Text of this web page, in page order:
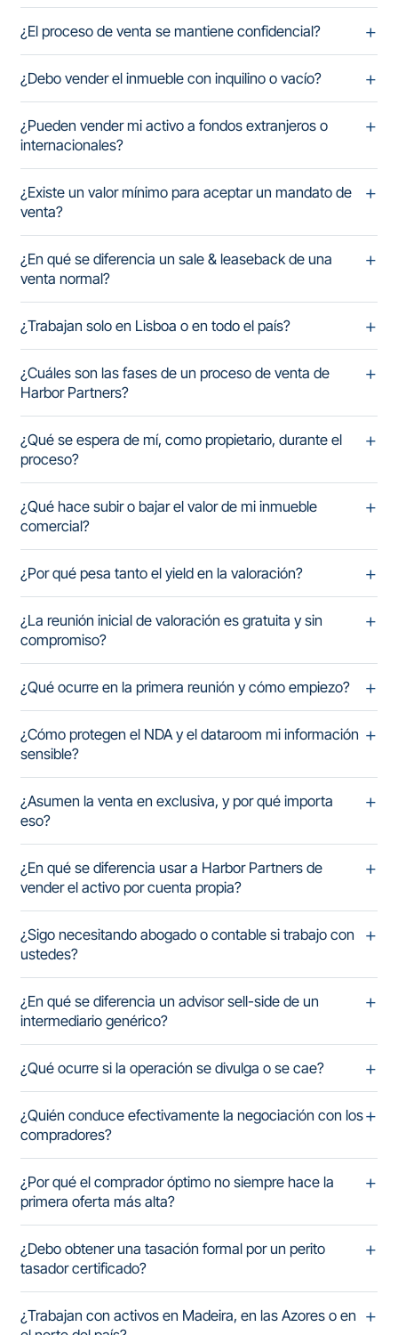
¿El proceso de venta se mantiene confidencial?
¿Debo vender el inmueble con inquilino o vacío?
¿Pueden vender mi activo a fondos extranjeros o
internacionales?
¿Existe un valor mínimo para aceptar un mandato de
venta?
¿En qué se diferencia un sale & leaseback de una
venta normal?
¿Trabajan solo en Lisboa o en todo el país?
¿Cuáles son las fases de un proceso de venta de
Harbor Partners?
¿Qué se espera de mí, como propietario, durante el
proceso?
¿Qué hace subir o bajar el valor de mi inmueble
comercial?
¿Por qué pesa tanto el yield en la valoración?
¿La reunión inicial de valoración es gratuita y sin
compromiso?
¿Qué ocurre en la primera reunión y cómo empiezo?
¿Cómo protegen el NDA y el dataroom mi información
sensible?
¿Asumen la venta en exclusiva, y por qué importa
eso?
¿En qué se diferencia usar a Harbor Partners de
vender el activo por cuenta propia?
¿Sigo necesitando abogado o contable si trabajo con
ustedes?
¿En qué se diferencia un advisor sell-side de un
intermediario genérico?
¿Qué ocurre si la operación se divulga o se cae?
¿Quién conduce efectivamente la negociación con los
compradores?
¿Por qué el comprador óptimo no siempre hace la
primera oferta más alta?
¿Debo obtener una tasación formal por un perito
tasador certificado?
¿Trabajan con activos en Madeira, en las Azores o en